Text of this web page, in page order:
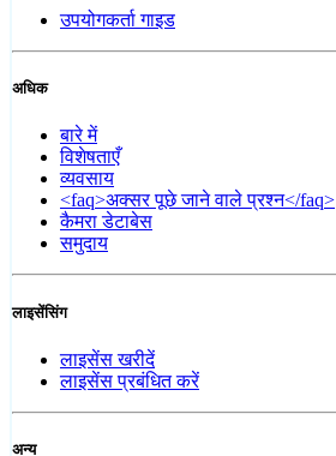
उपयोगकर्ता गाइड
अधिक
बारे में
विशेषताएँ
व्यवसाय
<faq>अक्सर पूछे जाने वाले प्रश्न</faq>
कैमरा डेटाबेस
समुदाय
लाइसेंसिंग
लाइसेंस खरीदें
लाइसेंस प्रबंधित करें
अन्य